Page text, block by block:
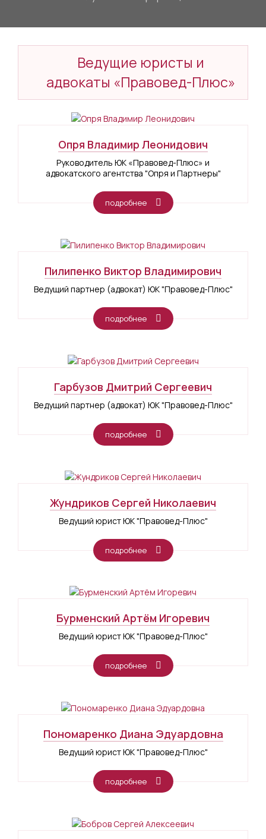
Ведущие юристы и
адвокаты «Правовед-Плюс»
Опря Владимир Леонидович
Руководитель ЮК «Правовед-Плюс» и
адвокатского агентства "Опря и Партнеры"
подробнее
Пилипенко Виктор Владимирович
Ведущий партнер (адвокат) ЮК "Правовед-Плюс"
подробнее
Гарбузов Дмитрий Сергеевич
Ведущий партнер (адвокат) ЮК "Правовед-Плюс"
подробнее
Жундриков Сергей Николаевич
Ведущий юрист ЮК "Правовед-Плюс"
подробнее
Бурменский Артём Игоревич
Ведущий юрист ЮК "Правовед-Плюс"
подробнее
Пономаренко Диана Эдуардовна
Ведущий юрист ЮК "Правовед-Плюс"
подробнее